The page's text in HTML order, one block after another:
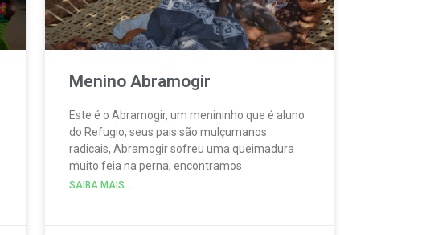
Menino Abramogir
Este é o Abramogir, um menininho que é aluno
do Refugio, seus pais são mulçumanos
radicais, Abramogir sofreu uma queimadura
muito feia na perna, encontramos
SAIBA MAIS...